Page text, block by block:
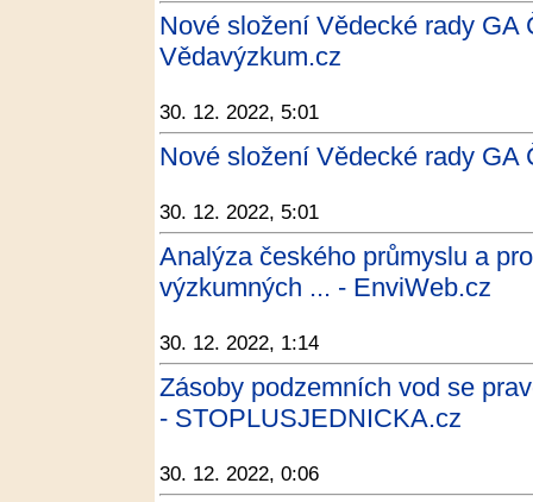
Nové složení Vědecké rady GA
Vědavýzkum.cz
30. 12. 2022, 5:01
Nové složení Vědecké rady GA
30. 12. 2022, 5:01
Analýza českého průmyslu a
výzkumných ... - EnviWeb.cz
30. 12. 2022, 1:14
Zásoby podzemních vod se
- STOPLUSJEDNICKA.cz
30. 12. 2022, 0:06